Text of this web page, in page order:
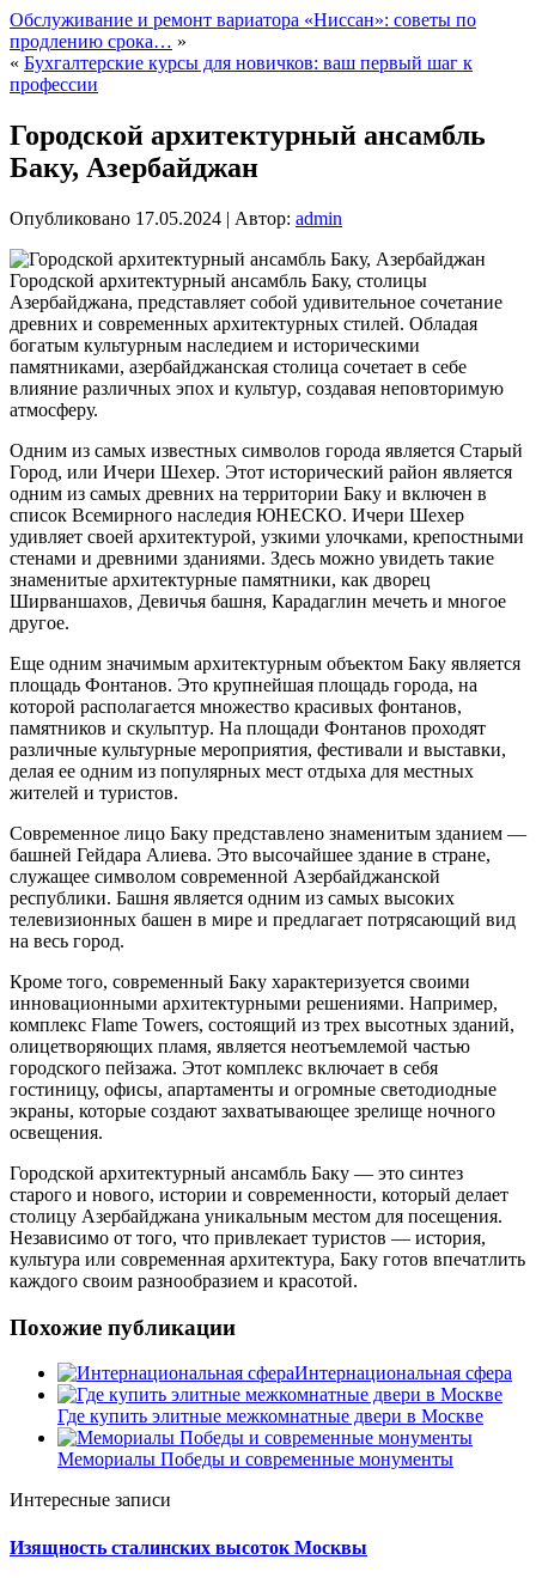
Обслуживание и ремонт вариатора «Ниссан»: советы по
продлению срока… »
« Бухгалтерские курсы для новичков: ваш первый шаг к
профессии
Городской архитектурный ансамбль
Баку, Азербайджан
Опубликовано 17.05.2024 | Автор: admin
Городской архитектурный ансамбль Баку, столицы
Азербайджана, представляет собой удивительное сочетание
древних и современных архитектурных стилей. Обладая
богатым культурным наследием и историческими
памятниками, азербайджанская столица сочетает в себе
влияние различных эпох и культур, создавая неповторимую
атмосферу.
Одним из самых известных символов города является Старый
Город, или Ичери Шехер. Этот исторический район является
одним из самых древних на территории Баку и включен в
список Всемирного наследия ЮНЕСКО. Ичери Шехер
удивляет своей архитектурой, узкими улочками, крепостными
стенами и древними зданиями. Здесь можно увидеть такие
знаменитые архитектурные памятники, как дворец
Ширваншахов, Девичья башня, Карадаглин мечеть и многое
другое.
Еще одним значимым архитектурным объектом Баку является
площадь Фонтанов. Это крупнейшая площадь города, на
которой располагается множество красивых фонтанов,
памятников и скульптур. На площади Фонтанов проходят
различные культурные мероприятия, фестивали и выставки,
делая ее одним из популярных мест отдыха для местных
жителей и туристов.
Современное лицо Баку представлено знаменитым зданием —
башней Гейдара Алиева. Это высочайшее здание в стране,
служащее символом современной Азербайджанской
республики. Башня является одним из самых высоких
телевизионных башен в мире и предлагает потрясающий вид
на весь город.
Кроме того, современный Баку характеризуется своими
инновационными архитектурными решениями. Например,
комплекс Flame Towers, состоящий из трех высотных зданий,
олицетворяющих пламя, является неотъемлемой частью
городского пейзажа. Этот комплекс включает в себя
гостиницу, офисы, апартаменты и огромные светодиодные
экраны, которые создают захватывающее зрелище ночного
освещения.
Городской архитектурный ансамбль Баку — это синтез
старого и нового, истории и современности, который делает
столицу Азербайджана уникальным местом для посещения.
Независимо от того, что привлекает туристов — история,
культура или современная архитектура, Баку готов впечатлить
каждого своим разнообразием и красотой.
Похожие публикации
Интернациональная сфера
Где купить элитные межкомнатные двери в Москве
Мемориалы Победы и современные монументы
Интересные записи
Изящность сталинских высоток Москвы